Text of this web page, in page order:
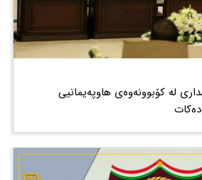
لە کۆبوونەوەی هاوپەیمانیی